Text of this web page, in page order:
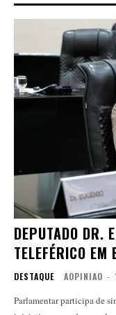
DEPUTADO DR.
TELEFÉRICO
DESTAQUE AOPINIAO -
Parlamentar participa de